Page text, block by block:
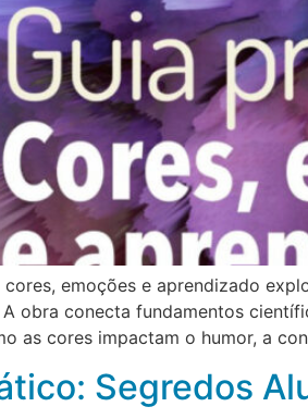
cores, emoções e aprendizado
A obra conecta fundamentos
as cores impactam o humor, a
Segredos